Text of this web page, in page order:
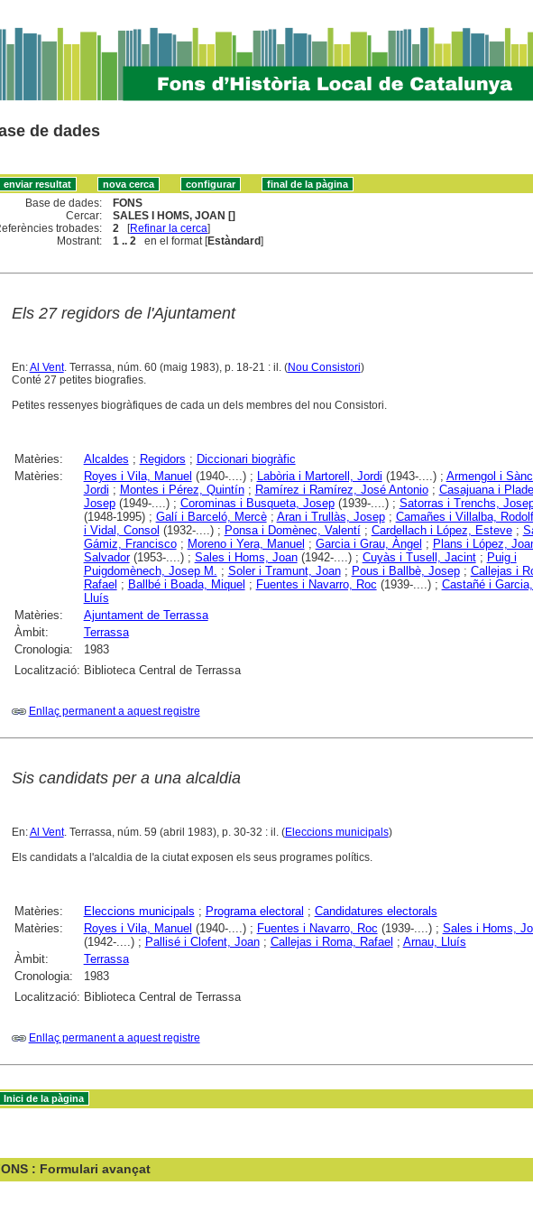
de dades
Base de dades:
FONS
Cercar:
SALES I HOMS, JOAN []
trobades:
2 [Refinar la cerca]
Mostrant:
1 .. 2 en el format [Estàndard]
Els 27 regidors de l'Ajuntament
En:Al Vent. Terrassa, núm. 60 (maig 1983), p. 18-21 : il. (Nou Consistori)
Conté 27 petites biografies.
Petites ressenyes biogràfiques de cada un dels membres del nou Consistori.
Matèries: Alcaldes ; Regidors ; Diccionari biogràfic
Matèries:
Royes i Vila, Manuel (1940-....) ; Labòria i Martorell, Jordi (1943-....) ; Armengol i
Jordi ; Montes i Pérez, Quintín; Ramírez i Ramírez, José Antonio; Casajuana i
Josep(1949-....) ; Corominas i Busqueta, Josep(1939-....) ; Satorras i Trenchs, Josep
(1948-1995) ; Galí i Barceló, Mercè; Aran i Trullàs, Josep; Camañes i Villalba, Rodolf
i Vidal, Consol (1932-....) ; Ponsa i Domènec, Valentí; Cardellach i López, Esteve;
Gámiz, Francisco; Moreno i Yera, Manuel ; Garcia i Grau, Àngel ; Plans i López,
Salvador(1953-....) ; Sales i Homs, Joan(1942-....) ; Cuyàs i Tusell, Jacint; Puig i
Puigdomènech, Josep M.
; Soler i Tramunt, Joan; Pous i Ballbè, Josep; Callejas i
Rafael ; Ballbé i Boada, Miquel ; Fuentes i Navarro, Roc (1939-....) ; Castañé i
Lluís
Matèries:
Ajuntament de Terrassa
Àmbit:
Terrassa
Cronologia:
1983
Localització: Biblioteca Central de Terrassa
Enllaç permanent a aquest registre
Sis candidats per a una alcaldia
En:Al Vent. Terrassa, núm. 59 (abril 1983), p. 30-32 : il. (Eleccions municipals)
Els candidats a l'alcaldia de la ciutat exposen els seus programes polítics.
Matèries: Eleccions municipals ; Programa electoral ; Candidatures electorals
Matèries:
Royes i Vila, Manuel (1940-....) ; Fuentes i Navarro, Roc (1939-....) ; Sales i Homs,
(1942-....) ; Pallisé i Clofent, Joan; Callejas i Roma, Rafael ; Arnau, Lluís
Àmbit:
Terrassa
Cronologia:
1983
Localització: Biblioteca Central de Terrassa
Enllaç permanent a aquest registre
: Formulari avançat